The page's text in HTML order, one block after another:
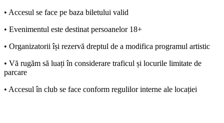
• Accesul se face pe baza biletului valid
• Evenimentul este destinat persoanelor 18+
• Organizatorii își rezervă dreptul de a modifica programul artistic
• Vă rugăm să luați în considerare traficul și locurile limitate de
parcare
• Accesul în club se face conform regulilor interne ale locației